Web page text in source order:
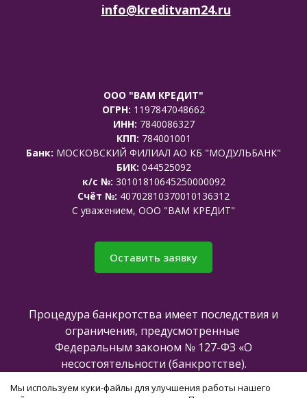
info@kreditvam24.ru
ООО "ВАМ КРЕДИТ"
ОГРН: 1197847048662
ИНН: 7840086327
КПП: 784001001
Банк: МОСКОВСКИЙ ФИЛИАЛ АО КБ "МОДУЛЬБАНК"
БИК: 044525092
к/с №: 30101810645250000092
Счёт №: 40702810370010136312
C уважением, ООО "ВАМ КРЕДИТ"
Оставить заявку
Процедура банкротства имеет последствия и
ограничения, предусмотренные
Федеральным законом № 127-ФЗ «О
несостоятельности (банкротстве).
Мы используем куки-файлы для улучшения работы нашего